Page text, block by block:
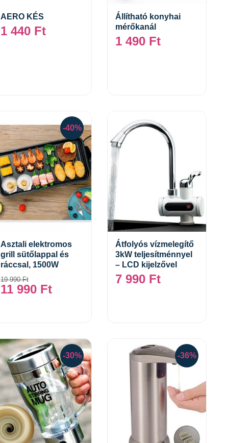
Tovább
AERO KÉS
1 440 Ft Kosárba teszem
Állítható konyhai
mérőkanál
1 490 Ft
-40%
Kosárba teszem
Asztali elektromos
grill sütőlappal és
ráccsal, 1500W
19 990Ft
11 990 Ft
Kosárba teszem
Átfolyós vízmelegítő
3kW teljesítménnyel
– LCD kijelzővel
7 990 Ft
-30% -36%